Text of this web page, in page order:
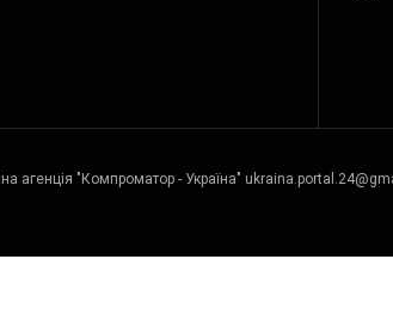
агенція "Компроматор - Україна"